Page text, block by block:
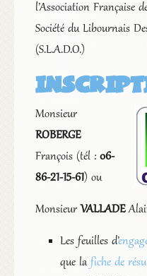
l’Association Française
Société du Libournais
(S.L.A.D.O.)
Monsieur
ROBERGE
François (tél : 06-
86-21-15-61) ou
MonsieurVALLADE
Les feuilles d’
que la fiche de